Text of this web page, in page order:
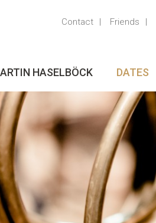
Contact Friends
HASELBÖCK DATES